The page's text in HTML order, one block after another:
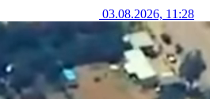
03.08.2026, 11:28